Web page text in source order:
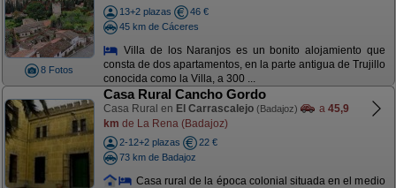
8 Fotos
13+2 plazas
46 €
45 km de Cáceres
Villa de los Naranjos es un bonito alojamiento que
consta de dos apartamentos, en la parte antigua de Trujillo
conocida como la Villa, a 300 ...
Casa Rural Cancho Gordo
Casa Rural en El Carrascalejo (Badajoz) a 45,9
km de La Rena (Badajoz)
2-12+2 plazas
22 €
73 km de Badajoz
Casa rural de la época colonial situada en el medio